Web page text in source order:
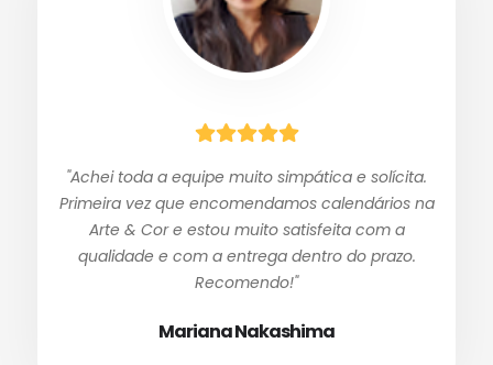
"Achei toda a equipe muito simpática e solícita.
Primeira vez que encomendamos calendários na
Arte & Cor e estou muito satisfeita com a
qualidade e com a entrega dentro do prazo.
Recomendo!"
Mariana Nakashima